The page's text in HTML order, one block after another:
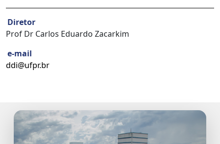
Diretor
Prof Dr Carlos Eduardo Zacarkim
e-mail
ddi@ufpr.br